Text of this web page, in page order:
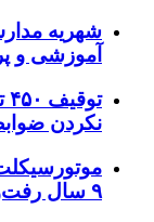
شهریه
آموزشی و
نکردن
۹ سال رفت‌وبرگشت دارد